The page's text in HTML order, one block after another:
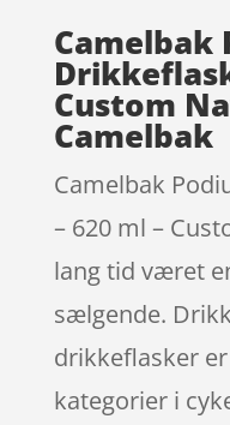
Camelbak
Custom
Camelbak
Camelbak
– 620 ml –
lang tid været
sælgende.
drikkeflasker
kategorier i